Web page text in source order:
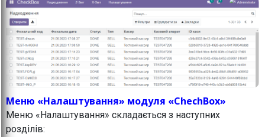
Меню «Налаштування» модуля «ChechBox»
Меню «Налаштування» складається з наступних
розділів: